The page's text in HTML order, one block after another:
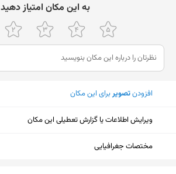
سه‌شنبه
چهارشنبه
پنجشنبه
جمعه
ﺑﻪ اﯾﻦ ﻣﮑﺎن اﻣﺘﯿﺎز دﻫﯿﺪ
افزودنتصویربرای این مکان
ویرایش اطلاعات یا گزارش تعطیلی این مکان
مختصات جغرافیایی